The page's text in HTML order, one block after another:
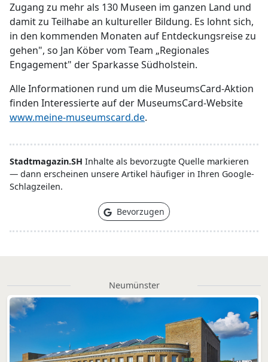
Zugang zu mehr als 130 Museen im ganzen Land und
damit zu Teilhabe an kultureller Bildung. Es lohnt sich,
in den kommenden Monaten auf Entdeckungsreise zu
gehen", so Jan Köber vom Team „Regionales
Engagement" der Sparkasse Südholstein.
Alle Informationen rund um die MuseumsCard-Aktion
finden Interessierte auf der MuseumsCard-Website
www.meine-museumscard.de.
Stadtmagazin.SH Inhalte als bevorzugte Quelle markieren
— dann erscheinen unsere Artikel häufiger in Ihren Google-
Schlagzeilen.
Bevorzugen
Neumünster